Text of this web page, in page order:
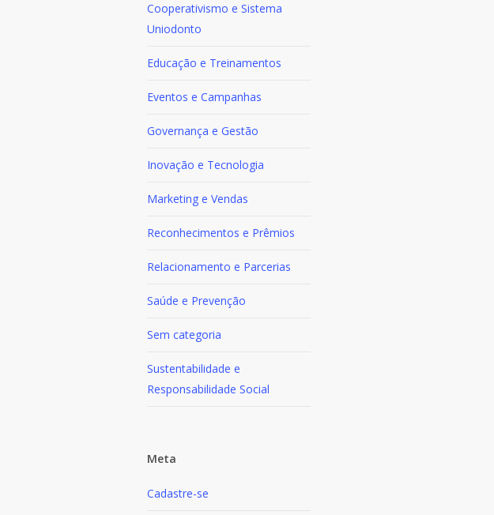
Cooperativismo e Sistema
Uniodonto
Educação e Treinamentos
Eventos e Campanhas
Governança e Gestão
Inovação e Tecnologia
Marketing e Vendas
Reconhecimentos e Prêmios
Relacionamento e Parcerias
Saúde e Prevenção
Sem categoria
Sustentabilidade e
Responsabilidade Social
Meta
Cadastre-se